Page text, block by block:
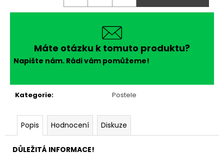
Máte otázku k tomuto produktu?
Napište nám. Rádi vám pomůžeme!
Kategorie: Postele
Popis Hodnocení Diskuze
DŮLEŽITÁ INFORMACE!
e